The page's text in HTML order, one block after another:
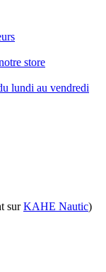
store
lundi au vendredi
surKAHE Nautic)